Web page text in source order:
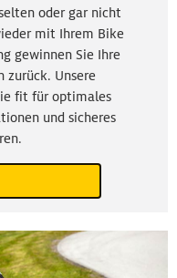
oder gar nicht
mit Ihrem Bike
gewinnen Sie Ihre
zurück. Unsere
fit für optimales
und sicheres